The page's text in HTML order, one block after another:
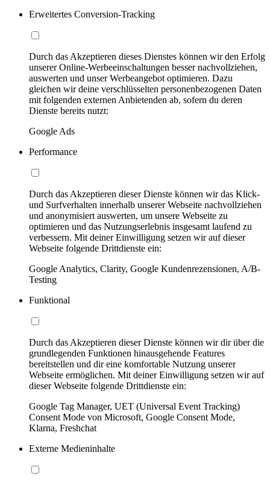
Erweitertes Conversion-Tracking
Durch das Akzeptieren dieses Dienstes können wir den Erfolg
unserer Online-Werbeeinschaltungen besser nachvollziehen,
auswerten und unser Werbeangebot optimieren. Dazu
gleichen wir deine verschlüsselten personenbezogenen Daten
mit folgenden externen Anbietenden ab, sofern du deren
Dienste bereits nutzt:
Google Ads
Performance
Durch das Akzeptieren dieser Dienste können wir das Klick-
und Surfverhalten innerhalb unserer Webseite nachvollziehen
und anonymisiert auswerten, um unsere Webseite zu
optimieren und das Nutzungserlebnis insgesamt laufend zu
verbessern. Mit deiner Einwilligung setzen wir auf dieser
Webseite folgende Drittdienste ein:
Google Analytics, Clarity, Google Kundenrezensionen, A/B-
Testing
Funktional
Durch das Akzeptieren dieser Dienste können wir dir über die
grundlegenden Funktionen hinausgehende Features
bereitstellen und dir eine komfortable Nutzung unserer
Webseite ermöglichen. Mit deiner Einwilligung setzen wir auf
dieser Webseite folgende Drittdienste ein:
Google Tag Manager, UET (Universal Event Tracking)
Consent Mode von Microsoft, Google Consent Mode,
Klarna, Freshchat
Externe Medieninhalte